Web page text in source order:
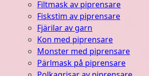
Filtmask av piprensare
Fiskstim av piprensare
Fjärilar av garn
Kon med piprensare
Monster med piprensare
Pärlmask på piprensare